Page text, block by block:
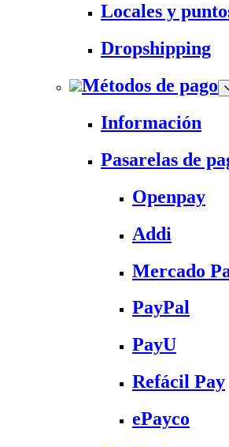
Locales y
Dropshipping
Métodos de pago
Información
Pasarelas de
Openpay
Addi
Mercado
PayPal
PayU
Refácil Pay
ePayco